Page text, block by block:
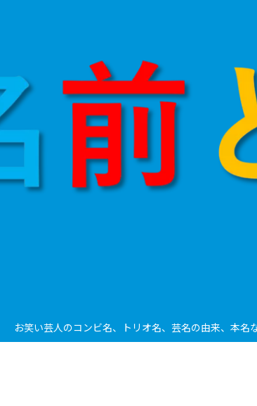
お笑い芸人のコンビ名、トリオ名、芸名の由来、本名